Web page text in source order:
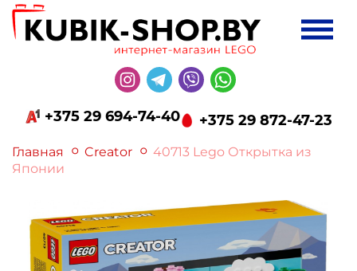
+375 29 694-74-40 +375 29 872-47-23
Главная Creator
40713 Lego Открытка из
Японии